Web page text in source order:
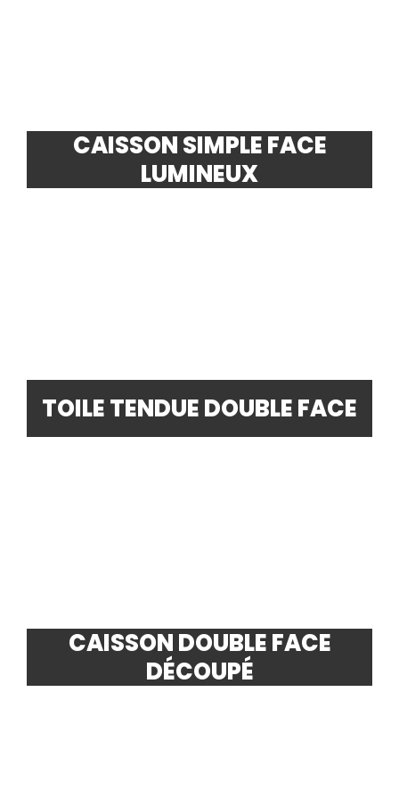
CAISSON SIMPLE FACE
LUMINEUX
TOILE TENDUE DOUBLE FACE
CAISSON DOUBLE FACE
DÉCOUPÉ